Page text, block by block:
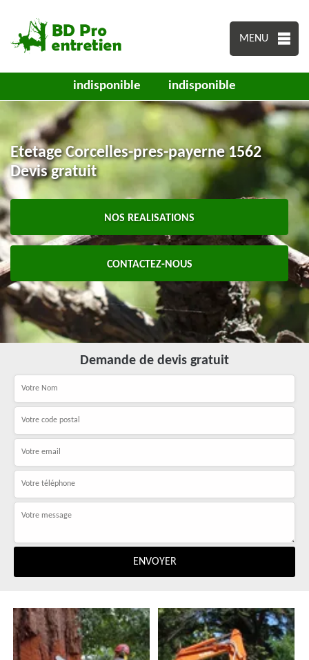
MENU
indisponible indisponible
Etetage Corcelles-pres-payerne 1562
Devis gratuit
NOS REALISATIONS
CONTACTEZ-NOUS
Demande de devis gratuit